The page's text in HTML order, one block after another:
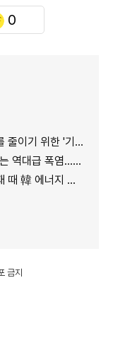
0
'기후감사'의 필요성
령 "국가적 기후 재난"
안보 고려해야"
금지